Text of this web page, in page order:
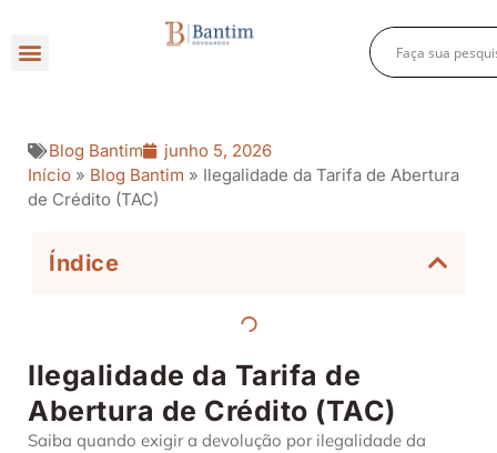
Blog Bantim
junho 5, 2026
Início » Blog Bantim » Ilegalidade da Tarifa de Abertura
de Crédito (TAC)
Índice
Ilegalidade da Tarifa de
Abertura de Crédito (TAC)
Saiba quando exigir a devolução por ilegalidade da